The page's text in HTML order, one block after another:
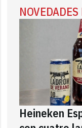
Heineken